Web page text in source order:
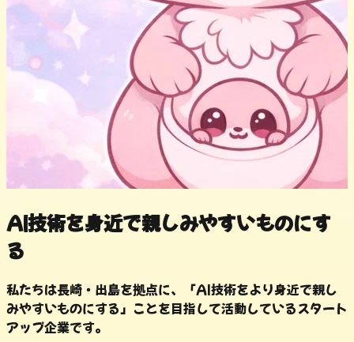
AI技術を身近で親しみやすいものにす
る
私たちは長崎・出島を拠点に、「AI技術をより身近で親し
みやすいものにする」ことを目指して活動しているスタート
アップ企業です。